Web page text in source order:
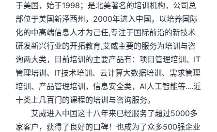
于美国，始于1998；是北美著名的培训机构，公司总
部位于美国新泽西州，2000年进入中国，以培养国际
化的中高端信息人才为己任,专注于国际前沿的新技术
研发新兴行业的开拓教育,艾威主要的服务为培训与咨
询两大类，目前培训的主要产品有：项目管理培训、IT
管理培训、IT技术培训、云计算大数据培训、需求管理
培训、产品管理培训，信息安全类，AI人工智能等....近
十类上几百门的课程的培训与咨询服务。
艾威进入中国这十八年来已经服务了超过5000多
家客户，获得了良好的口碑！也成为了众多500强企业